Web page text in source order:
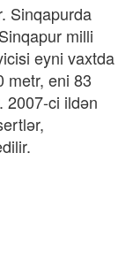
Sinqapurda
milli
eyni vaxtda
metr, eni 83
2007-ci ildən